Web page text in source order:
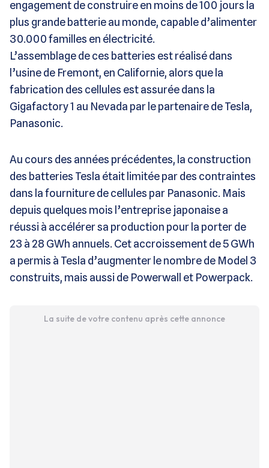
engagement de construire en moins de 100 jours la
plus grande batterie au monde, capable d’alimenter
30.000 familles en électricité.
L’assemblage de ces batteries est réalisé dans
l’usine de Fremont, en Californie, alors que la
fabrication des cellules est assurée dans la
Gigafactory 1 au Nevada par le partenaire de Tesla,
Panasonic.
Au cours des années précédentes, la construction
des batteries Tesla était limitée par des contraintes
dans la fourniture de cellules par Panasonic. Mais
depuis quelques mois l’entreprise japonaise a
réussi à accélérer sa production pour la porter de
23 à 28 GWh annuels. Cet accroissement de 5 GWh
a permis à Tesla d’augmenter le nombre de Model 3
construits, mais aussi de Powerwall et Powerpack.
La suite de votre contenu après cette annonce